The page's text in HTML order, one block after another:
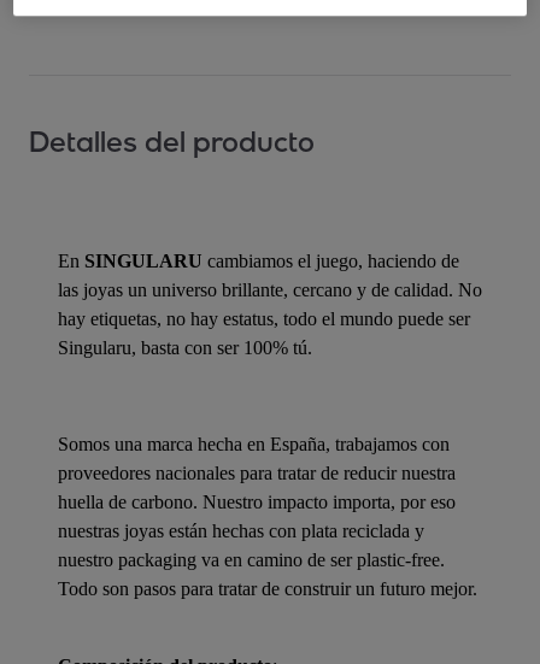
Detalles del producto
En SINGULARU cambiamos el juego, haciendo de
las joyas un universo brillante, cercano y de calidad. No
hay etiquetas, no hay estatus, todo el mundo puede ser
Singularu, basta con ser 100% tú.
Somos una marca hecha en España, trabajamos con
proveedores nacionales para tratar de reducir nuestra
huella de carbono. Nuestro impacto importa, por eso
nuestras joyas están hechas con plata reciclada y
nuestro packaging va en camino de ser plastic-free.
Todo son pasos para tratar de construir un futuro mejor.